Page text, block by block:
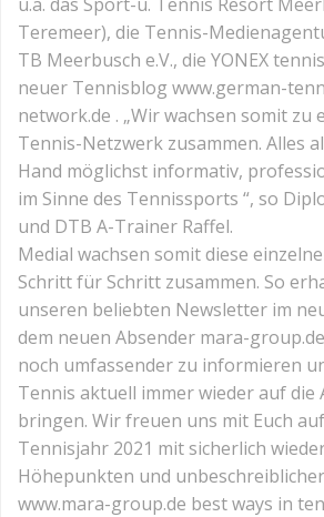
Teremeer), die Tennis-
TB Meerbusch e.V., die YONEX
neuer Tennisblog www.german-
network.de . „Wir wachsen somit zu
Tennis-Netzwerk zusammen. Alles
Hand möglichst informativ,
im Sinne des Tennissports “, so
und DTB A-Trainer Raffel.
Medial wachsen somit diese
Schritt für Schritt zusammen. So
unseren beliebten Newsletter im
dem neuen Absender mara-
noch umfassender zu informieren
Tennis aktuell immer wieder auf die
bringen. Wir freuen uns mit Euch
Tennisjahr 2021 mit sicherlich
Höhepunkten und
www.mara-group.de best ways in